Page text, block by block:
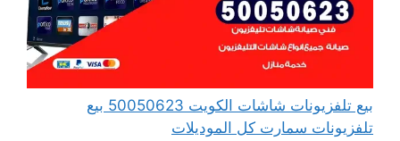
بيع تلفزيونات شاشات الكويت 50050623 بيع
تلفزيونات سمارت كل الموديلات